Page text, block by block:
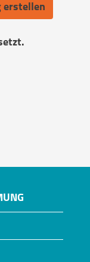
erstellen